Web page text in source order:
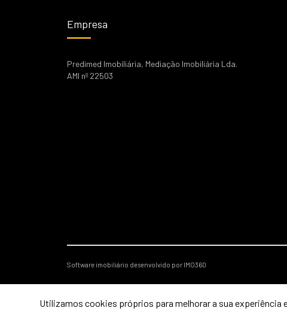
Empresa
Predimed Imobiliária, Mediação Imobiliária Lda.
AMI nº 22503
Software imobiliário desenvolvido por IMO360
Utilizamos cookies próprios para melhorar a sua